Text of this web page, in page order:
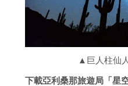
▲巨人柱仙
下載亞利桑那旅遊局「星